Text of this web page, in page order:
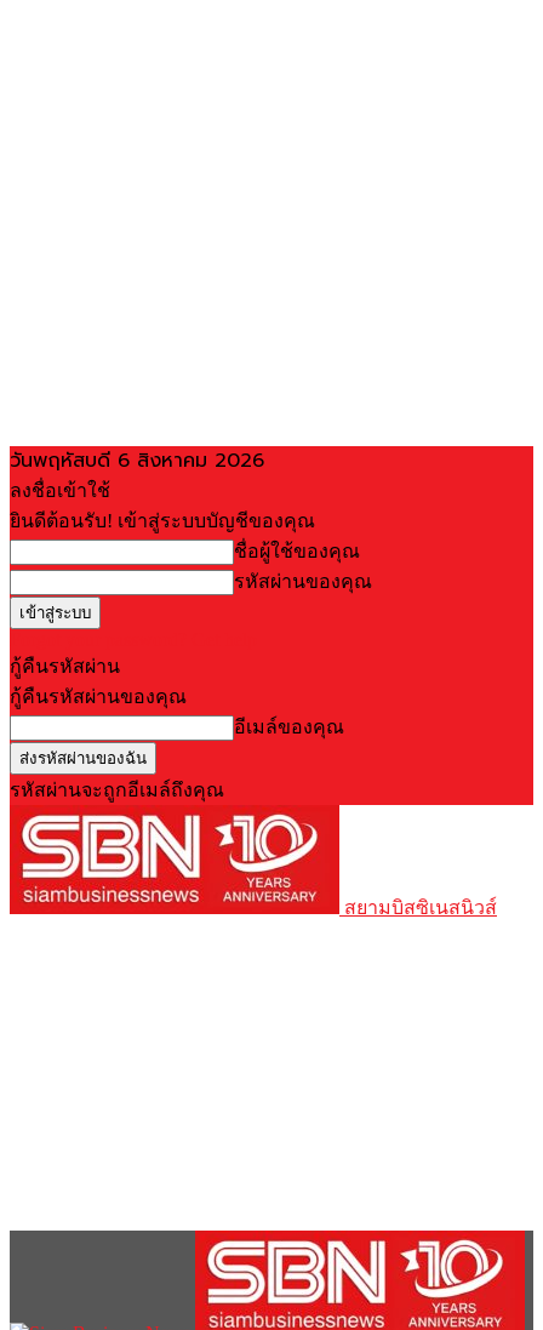
วันพฤหัสบดี 6 สิงหาคม 2026
ลงชื่อเข้าใช้
ยินดีต้อนรับ! เข้าสู่ระบบบัญชีของคุณ
ชื่อผู้ใช้ของคุณ
รหัสผ่านของคุณ
กู้คืนรหัสผ่าน
กู้คืนรหัสผ่านของคุณ
อีเมล์ของคุณ
รหัสผ่านจะถูกอีเมล์ถึงคุณ
สยามบิสซิเนสนิวส์